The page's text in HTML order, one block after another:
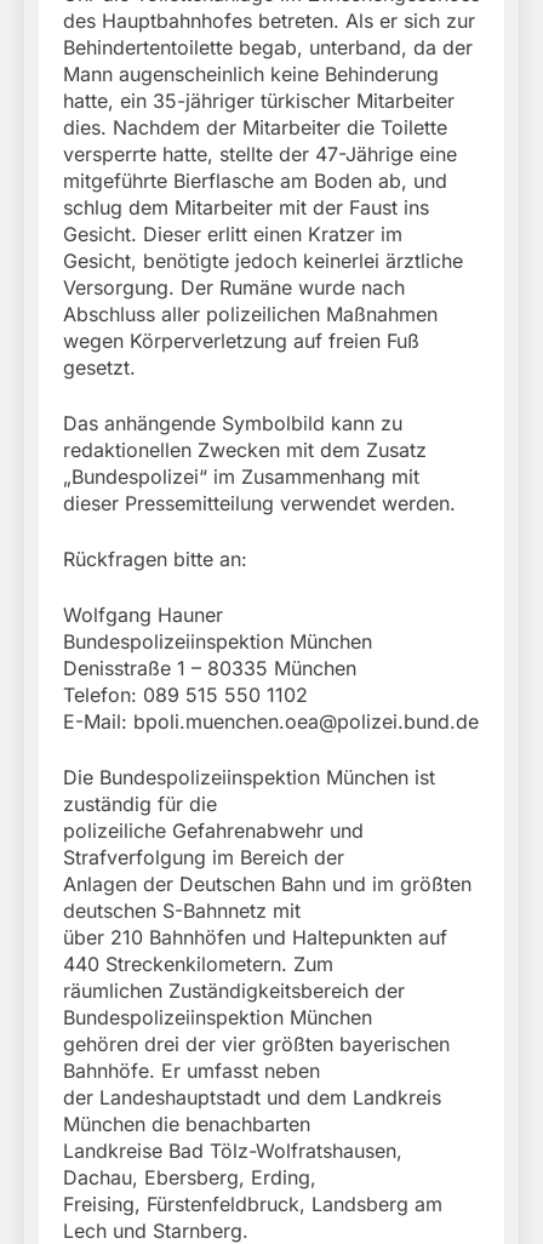
des Hauptbahnhofes betreten. Als er sich zur
Behindertentoilette begab, unterband, da der
Mann augenscheinlich keine Behinderung
hatte, ein 35-jähriger türkischer Mitarbeiter
dies. Nachdem der Mitarbeiter die Toilette
versperrte hatte, stellte der 47-Jährige eine
mitgeführte Bierflasche am Boden ab, und
schlug dem Mitarbeiter mit der Faust ins
Gesicht. Dieser erlitt einen Kratzer im
Gesicht, benötigte jedoch keinerlei ärztliche
Versorgung. Der Rumäne wurde nach
Abschluss aller polizeilichen Maßnahmen
wegen Körperverletzung auf freien Fuß
gesetzt.
Das anhängende Symbolbild kann zu
redaktionellen Zwecken mit dem Zusatz
„Bundespolizei“ im Zusammenhang mit
dieser Pressemitteilung verwendet werden.
Rückfragen bitte an:
Wolfgang Hauner
Bundespolizeiinspektion München
Denisstraße 1 – 80335 München
Telefon: 089 515 550 1102
E-Mail: bpoli.muenchen.oea@polizei.bund.de
Die Bundespolizeiinspektion München ist
zuständig für die
polizeiliche Gefahrenabwehr und
Strafverfolgung im Bereich der
Anlagen der Deutschen Bahn und im größten
deutschen S-Bahnnetz mit
über 210 Bahnhöfen und Haltepunkten auf
440 Streckenkilometern. Zum
räumlichen Zuständigkeitsbereich der
Bundespolizeiinspektion München
gehören drei der vier größten bayerischen
Bahnhöfe. Er umfasst neben
der Landeshauptstadt und dem Landkreis
München die benachbarten
Landkreise Bad Tölz-Wolfratshausen,
Dachau, Ebersberg, Erding,
Freising, Fürstenfeldbruck, Landsberg am
Lech und Starnberg.